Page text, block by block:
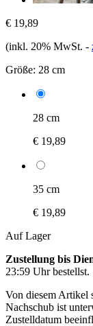
€ 19,89
(inkl. 20% MwSt. -
Größe: 28 cm
28 cm
€ 19,89
35 cm
€ 19,89
Auf Lager
Zustellung bis
23:59 Uhrbestellst.
Von diesem Artikel
Nachschub ist
Zustelldatum